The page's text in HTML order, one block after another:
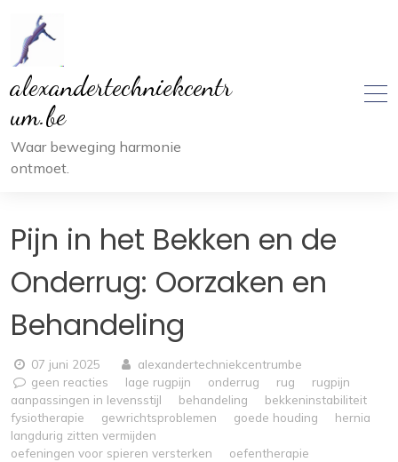
inhoud
alexandertechniekcentr
um.be
Waar beweging harmonie
ontmoet.
Pijn in het Bekken en de
Onderrug: Oorzaken en
Behandeling
07 juni 2025
alexandertechniekcentrumbe
geen reacties
lage rugpijn onderrug rug
rugpijn
aanpassingen in levensstijl
behandeling
bekkeninstabiliteit
fysiotherapie
gewrichtsproblemen goede houding
hernia
langdurig zitten vermijden
oefeningen voor spieren versterken
oefentherapie